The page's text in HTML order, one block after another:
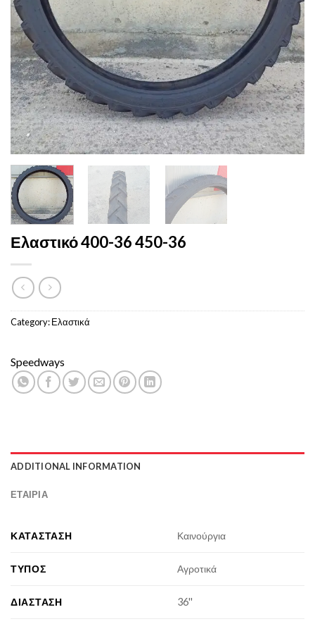
Ελαστικό 400-36 450-36
Category:Ελαστικά
Speedways
ADDITIONAL INFORMATION
ΕΤΑΙΡΊΑ
ΚΑΤΆΣΤΑΣΗ Καινούργια
ΤΎΠΟΣ Αγροτικά
ΔΙΆΣΤΑΣΗ 36''